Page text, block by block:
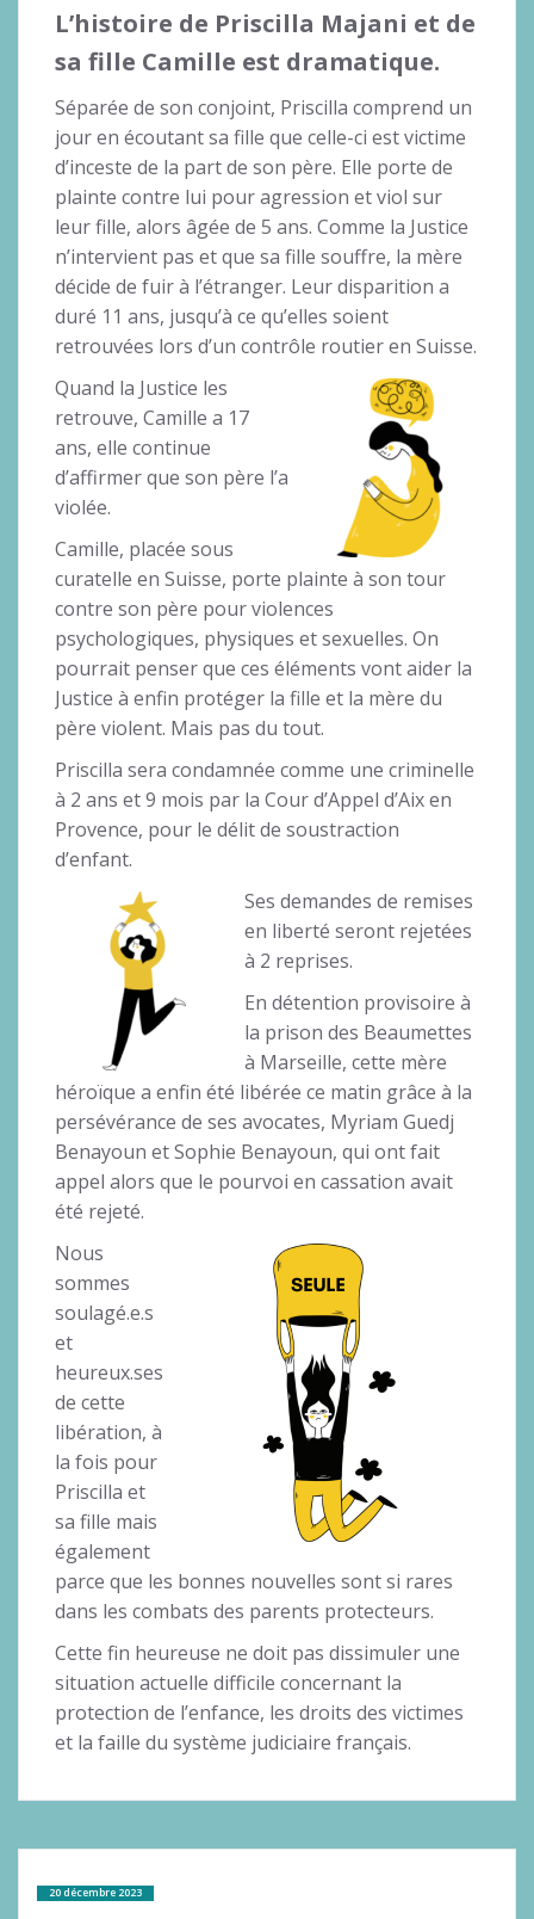
L’histoire de Priscilla Majani et de
sa fille Camille est dramatique.
Séparée de son conjoint, Priscilla comprend un
jour en écoutant sa fille que celle-ci est victime
d’inceste de la part de son père. Elle porte de
plainte contre lui pour agression et viol sur
leur fille, alors âgée de 5 ans. Comme la Justice
n’intervient pas et que sa fille souffre, la mère
décide de fuir à l’étranger. Leur disparition a
duré 11 ans, jusqu’à ce qu’elles soient
retrouvées lors d’un contrôle routier en Suisse.
Quand la Justice les
retrouve, Camille a 17
ans, elle continue
d’affirmer que son père l’a
violée.
Camille, placée sous
curatelle en Suisse, porte plainte à son tour
contre son père pour violences
psychologiques, physiques et sexuelles​​. On
pourrait penser que ces éléments vont aider la
Justice à enfin protéger la fille et la mère du
père violent. Mais pas du tout.
Priscilla sera condamnée comme une criminelle
à 2 ans et 9 mois par la Cour d’Appel d’Aix en
Provence, pour le délit de soustraction
d’enfant.
Ses demandes de remises
en liberté seront rejetées
à 2 reprises.
En détention provisoire à
la prison des Beaumettes
à Marseille, cette mère
héroïque a enfin été libérée ce matin grâce à la
persévérance de ses avocates, Myriam Guedj
Benayoun et Sophie Benayoun, qui ont fait
appel alors que le pourvoi en cassation avait
été rejeté.
Nous
sommes
soulagé.e.s
et
heureux.ses
de cette
libération, à
la fois pour
Priscilla et
sa fille mais
également
parce que les bonnes nouvelles sont si rares
dans les combats des parents protecteurs.
Cette fin heureuse ne doit pas dissimuler une
situation actuelle difficile concernant la
protection de l’enfance, les droits des victimes
et la faille du système judiciaire français.
20 décembre 2023